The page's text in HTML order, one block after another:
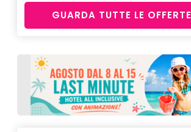
GUARDA TUTTE LE OFFERTE